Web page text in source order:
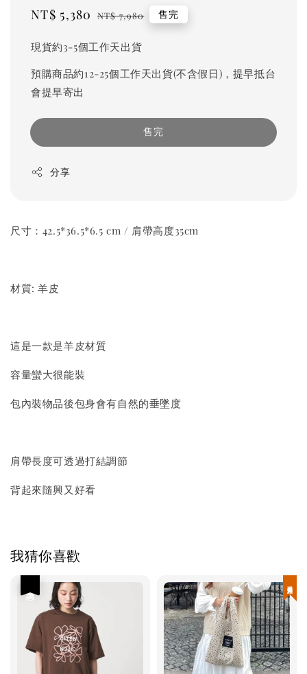
Sale
NT$ 5,380 Regular
NT$ 7,980 售完
現貨約3-5個工作天出貨
預購商品約12-25個工作天出貨(不含假日)，提早抵台
會提早寄出
售完
分享
尺寸：42.5*36.5*6.5 cm / 肩帶高度35cm
材質: 羊皮
這是一款是羊皮材質
容量蠻大很能裝
包內裝物品後包身會有自然的垂墜度
肩帶長度可透過打結調節
背起來隨興又好看
我猜你喜歡